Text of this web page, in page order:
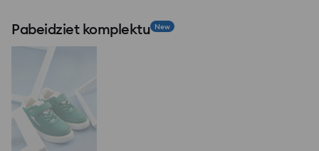
Pabeidziet komplektu New